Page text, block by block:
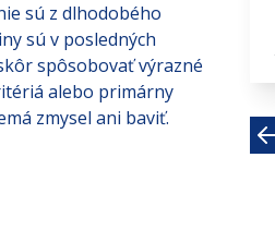
sú z dlhodobého
sú v posledných
spôsobovať výrazné
alebo primárny
4 MIN